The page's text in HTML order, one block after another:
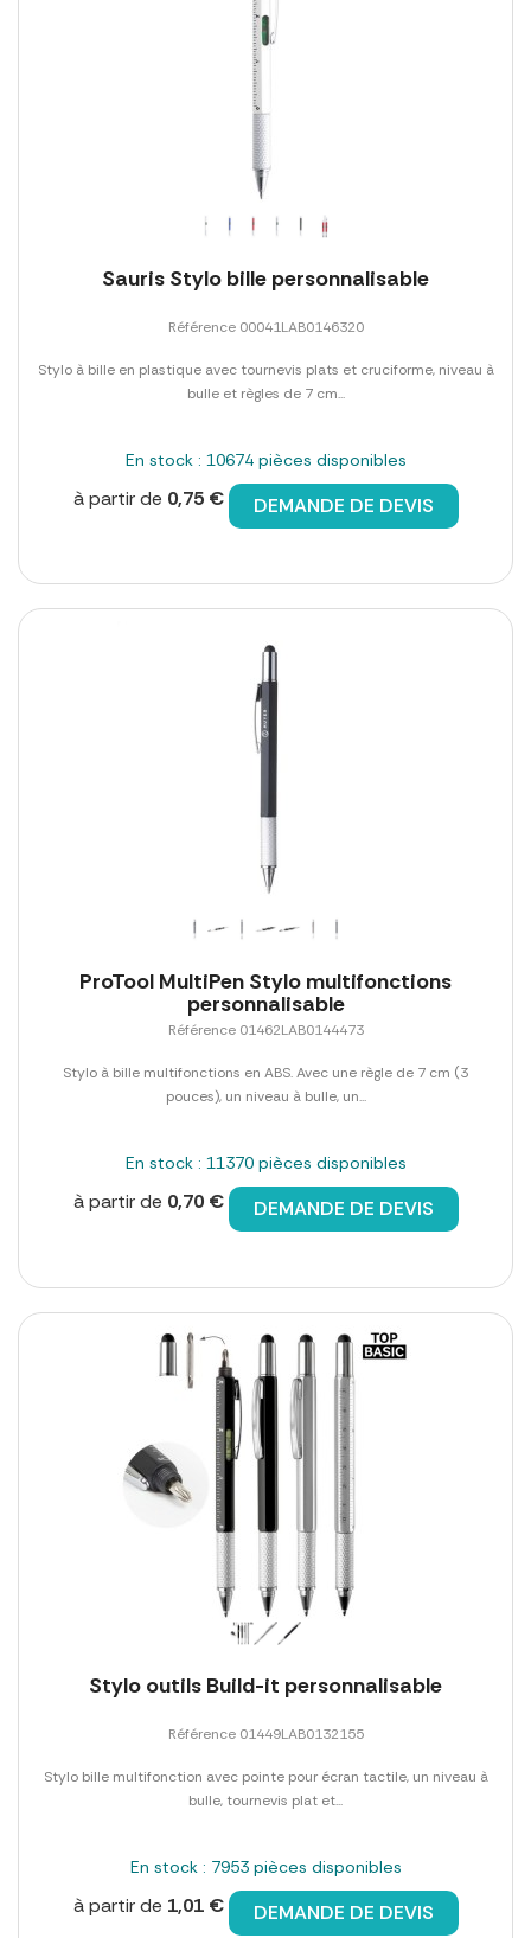
Sauris Stylo bille personnalisable
Référence 00041LAB0146320
Stylo à bille en plastique avec tournevis plats et cruciforme, niveau à
bulle et règles de 7 cm...
En stock : 10674 pièces disponibles
à partir de 0,75 € DEMANDE DE DEVIS
ProTool MultiPen Stylo multifonctions
personnalisable
Référence 01462LAB0144473
Stylo à bille multifonctions en ABS. Avec une règle de 7 cm (3
pouces), un niveau à bulle, un...
En stock : 11370 pièces disponibles
à partir de 0,70 € DEMANDE DE DEVIS
Stylo outils Build-it personnalisable
Référence 01449LAB0132155
Stylo bille multifonction avec pointe pour écran tactile, un niveau à
bulle, tournevis plat et...
En stock : 7953 pièces disponibles
à partir de 1,01 € DEMANDE DE DEVIS